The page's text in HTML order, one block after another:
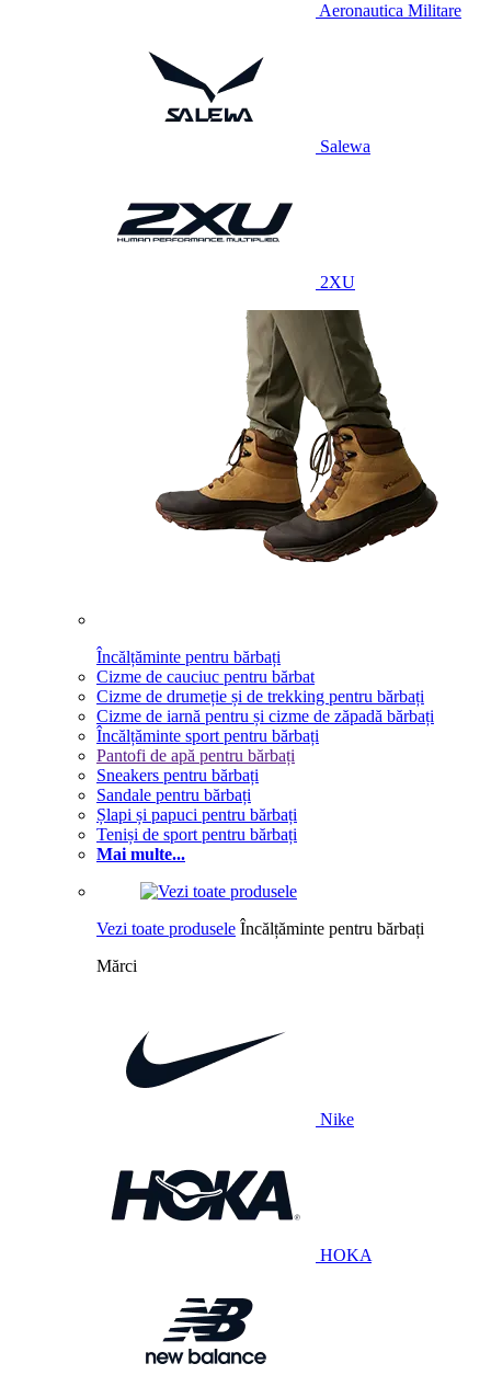
Aeronautica Militare
Salewa
2XU
Încălțăminte pentru bărbați
Cizme de cauciuc pentru bărbat
Cizme de drumeție și de trekking pentru bărbați
Cizme de iarnă pentru și cizme de zăpadă bărbați
Încălțăminte sport pentru bărbați
Pantofi de apă pentru bărbați
Sneakers pentru bărbați
Sandale pentru bărbați
Șlapi și papuci pentru bărbați
Teniși de sport pentru bărbați
Mai multe...
Vezi toate produsele Încălțăminte pentru bărbați
Mărci
Nike
HOKA